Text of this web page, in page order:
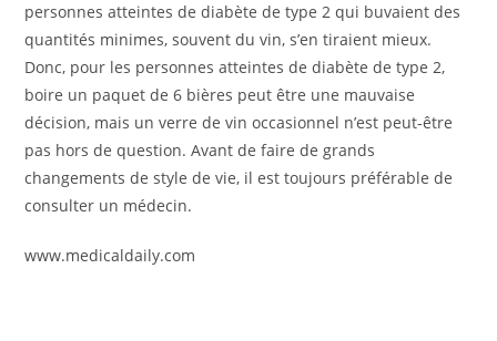
personnes atteintes de diabète de type 2 qui buvaient des
quantités minimes, souvent du vin, s’en tiraient mieux.
Donc, pour les personnes atteintes de diabète de type 2,
boire un paquet de 6 bières peut être une mauvaise
décision, mais un verre de vin occasionnel n’est peut-être
pas hors de question. Avant de faire de grands
changements de style de vie, il est toujours préférable de
consulter un médecin.
www.medicaldaily.com